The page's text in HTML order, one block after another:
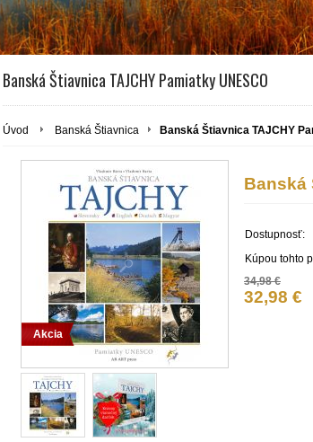
Banská Štiavnica TAJCHY Pamiatky UNESCO
Úvod Banská Štiavnica Banská Štiavnica TAJCHY
Akcia
Banská
Dostupnosť:
Kúpou tohto
34,98 €
32,98 €